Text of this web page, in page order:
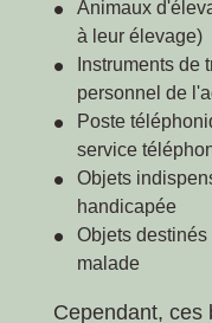
Animaux
à leur élevage)
Instruments de
personnel de
Poste
service
Objets
handicapée
Objets
malade
Cependant, ces